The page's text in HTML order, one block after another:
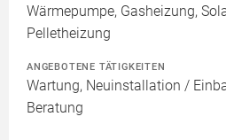
Wärmepumpe, Gasheizung,
Pelletheizung
ANGEBOTENE TÄTIGKEITEN
Wartung, Neuinstallation /
Beratung